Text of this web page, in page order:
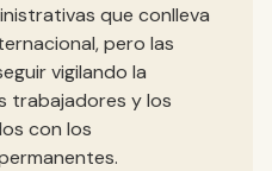
que conlleva
pero las
vigilando la
trabajadores y los
con los